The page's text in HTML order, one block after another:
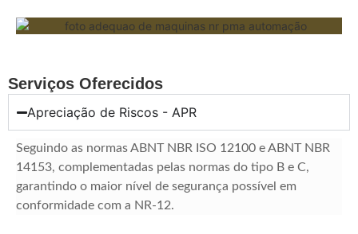
Serviços Oferecidos
Apreciação de Riscos - APR
Seguindo as normas ABNT NBR ISO 12100 e ABNT NBR
14153, complementadas pelas normas do tipo B e C,
garantindo o maior nível de segurança possível em
conformidade com a NR-12.